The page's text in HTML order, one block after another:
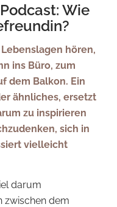
Wie
hören,
ins Büro, zum
dem Balkon. Ein
ähnliches, ersetzt
zu inspirieren
sich in
vielleicht
darum
zwischen dem